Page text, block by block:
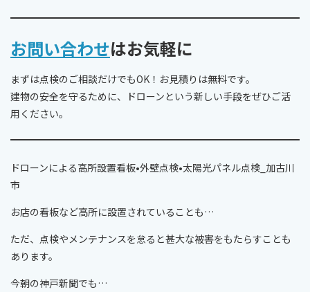
お問い合わせはお気軽に
まずは点検のご相談だけでもOK！お見積りは無料です。
建物の安全を守るために、ドローンという新しい手段をぜひご活
用ください。
ドローンによる高所設置看板•外壁点検•太陽光パネル点検_加古川
市
お店の看板など高所に設置されていることも…
ただ、点検やメンテナンスを怠ると甚大な被害をもたらすことも
あります。
今朝の神戸新聞でも…